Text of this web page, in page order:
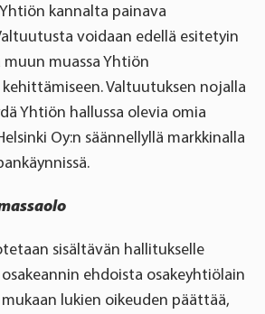
kannalta painava
voidaan edellä esitetyin
muassa Yhtiön
Valtuutuksen nojalla
Yhtiön hallussa olevia omia
Oy:n säännellyllä markkinalla
sisältävän hallitukselle
ehdoista osakeyhtiölain
lukien oikeuden päättää,